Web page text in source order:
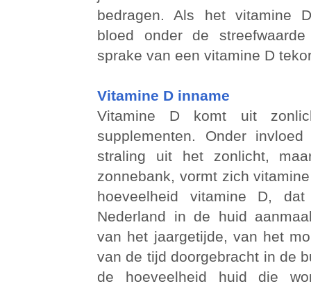
bedragen. Als het vitamine
bloed onder de
sprake van een vitamine D
Vitamine D inname
Vitamine D komt uit
supplementen. Onder
straling uit het zonlicht,
zonnebank, vormt zich
hoeveelheid vitamine D,
Nederland in de huid
van het jaargetijde, van het
van de tijd doorgebracht in de
de hoeveelheid huid die